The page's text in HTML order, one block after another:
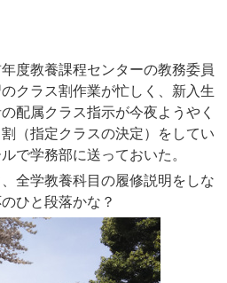
度教養課程センターの教務委員
クラス割作業が忙しく、新入生
配属クラス指示が今夜ようやく
（指定クラスの決定）をしてい
で学務部に送っておいた。
全学教養科目の履修説明をしな
ひと段落かな？